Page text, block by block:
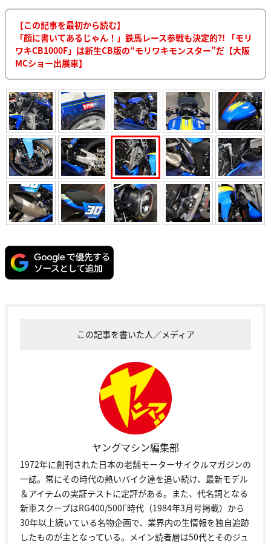
【この記事を最初から読む】
「顔に書いてあるじゃん！」鉄馬レース参戦も決定的?! 「モリ
ワキCB1000F」は新生CB版の“モリワキモンスター”だ【大阪
MCショー出展車】
この記事を書いた人／メディア
ヤングマシン編集部
1972年に創刊された日本の老舗モーターサイクルマガジンの
一誌。常にその時代の熱いバイク達を追い続け、最新モデル
＆アイテムの実証テストに定評がある。また、代名詞となる
新車スクープはRG400/500Γ時代（1984年3月号掲載）から
30年以上続いている名物企画で、業界内の生情報を独自追跡
したものが主となっている。メイン読者層は50代とそのジュ